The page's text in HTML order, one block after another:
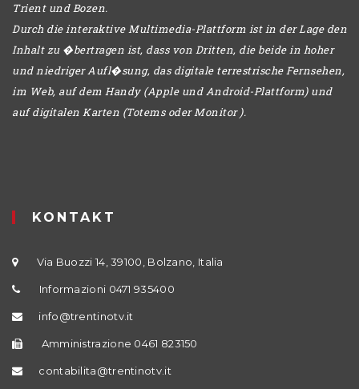
Trient und Bozen.
Durch die interaktive Multimedia-Plattform ist in der Lage den
Inhalt zu �bertragen ist, dass von Dritten, die beide in hoher
und niedriger Aufl�sung, das digitale terrestrische Fernsehen,
im Web, auf dem Handy (Apple und Android-Plattform) und
auf digitalen Karten (Totems oder Monitor ).
KONTAKT
Via Buozzi 14, 39100, Bolzano, Italia
Informazioni 0471 935400
info@trentinotv.it
Amministrazione 0461 823150
contabilita@trentinotv.it